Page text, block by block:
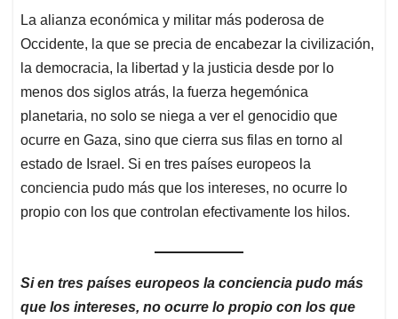
La alianza económica y militar más poderosa de
Occidente, la que se precia de encabezar la civilización,
la democracia, la libertad y la justicia desde por lo
menos dos siglos atrás, la fuerza hegemónica
planetaria, no solo se niega a ver el genocidio que
ocurre en Gaza, sino que cierra sus filas en torno al
estado de Israel. Si en tres países europeos la
conciencia pudo más que los intereses, no ocurre lo
propio con los que controlan efectivamente los hilos.
Si en tres países europeos la conciencia pudo más
que los intereses, no ocurre lo propio con los que